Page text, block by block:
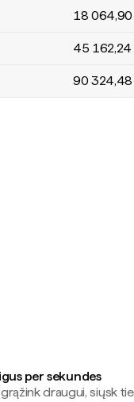
18 064,90
45 162,24
90 324,48
per sekundes
draugui, siųsk